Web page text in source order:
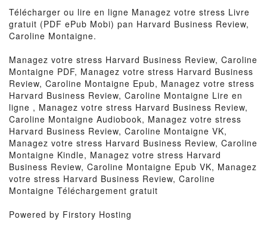
Télécharger ou lire en ligne Managez votre stress Livre
gratuit (PDF ePub Mobi) pan Harvard Business Review,
Caroline Montaigne.
Managez votre stress Harvard Business Review, Caroline
Montaigne PDF, Managez votre stress Harvard Business
Review, Caroline Montaigne Epub, Managez votre stress
Harvard Business Review, Caroline Montaigne Lire en
ligne , Managez votre stress Harvard Business Review,
Caroline Montaigne Audiobook, Managez votre stress
Harvard Business Review, Caroline Montaigne VK,
Managez votre stress Harvard Business Review, Caroline
Montaigne Kindle, Managez votre stress Harvard
Business Review, Caroline Montaigne Epub VK, Managez
votre stress Harvard Business Review, Caroline
Montaigne Téléchargement gratuit
Powered by Firstory Hosting